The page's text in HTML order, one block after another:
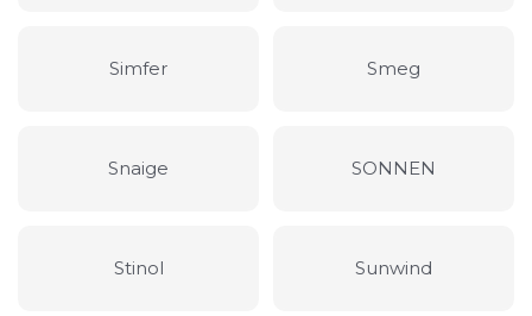
Simfer Smeg
Snaige SONNEN
Stinol Sunwind